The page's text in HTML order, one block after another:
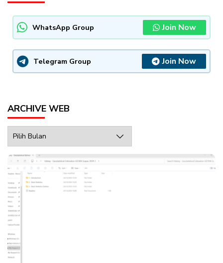
WhatsApp Group Join Now
Telegram Group Join Now
ARCHIVE WEB
Web